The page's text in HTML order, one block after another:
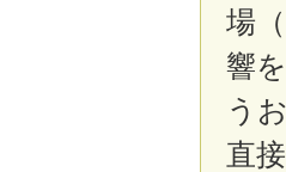
場
響
う
直